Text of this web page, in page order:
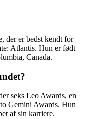
der er bedst kendt for
Atlantis. Hun er født
Canada.
seks Leo Awards, en
Gemini Awards. Hun
af sin karriere.